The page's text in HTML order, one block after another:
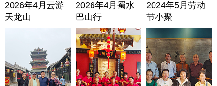
2026年4月云游
天龙山
2026年4月蜀水
巴山行
2024年5月劳动
节小聚